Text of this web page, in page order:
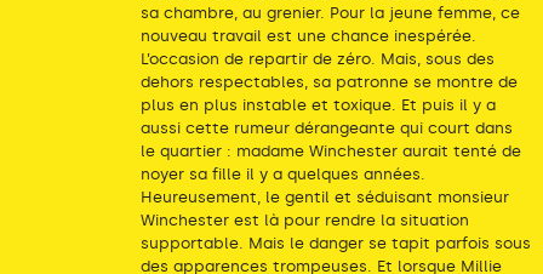
sa chambre, au grenier. Pour la jeune femme, ce
nouveau travail est une chance inespérée.
L’occasion de repartir de zéro. Mais, sous des
dehors respectables, sa patronne se montre de
plus en plus instable et toxique. Et puis il y a
aussi cette rumeur dérangeante qui court dans
le quartier : madame Winchester aurait tenté de
noyer sa fille il y a quelques années.
Heureusement, le gentil et séduisant monsieur
Winchester est là pour rendre la situation
supportable. Mais le danger se tapit parfois sous
des apparences trompeuses. Et lorsque Millie